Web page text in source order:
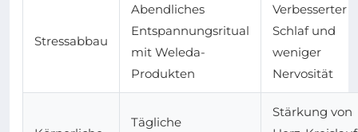
Stressabbau
Abendliches
Entspannungsritual
mit Weleda-
Produkten
Verbesserter
Schlaf und
weniger
Nervosität
Tägliche
Stärkung von